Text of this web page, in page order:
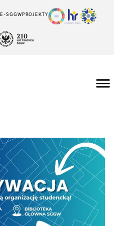
E-SGGWPROJEKTY